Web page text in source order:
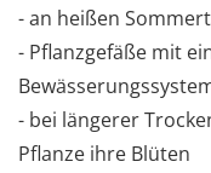
- an heißen
- Pflanzgefäße mit
- bei längerer
Pflanze ihre Blüten